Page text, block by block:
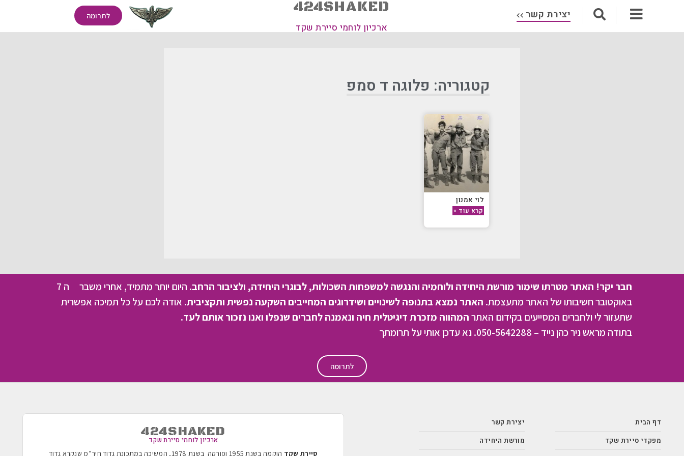
יצירת קשר 424SHAKED
ארכיון לוחמי סיירת שקד
לתרומה
קטגוריה: פלוגה ד סמפ
לוי אמנון
קרא עוד »
חבר יקר! האתר מטרתו שימור מורשת היחידה ולוחמיה והנגשה למשפחות השכולות, לבוגרי היחידה, ולציבור הרחב.
היום יותר מתמיד, אחרי משבר ה 7
באוקטובר חשיבותו של האתר מתעצמת. האתר נמצא בתנופה לשינויים ושידרוגים המחייבים השקעה נפשית ותקציבית. אודה לכם על כל תמיכה אפשרית
שתעזור לי ולחברים המסייעים בקידום האתרהמהווה מזכרת דיגיטלית חיה ונאמנה לחברים שנפלו ואנו נזכור אותם לעד.
בתודה מראש ניר כהן נייד – 050-5642288. נא עדכן אותי על תרומתך
לתרומה
דף הבית
מפקדי סיירת שקד
יצירת קשר
מורשת היחידה
424SHAKED
ארכיון לוחמי סיירת שקד
סיירת שקד הוקמה בשנת 1955 ופורקה בשנת 1978, המשיכה במתכונת גדוד חיר”מ שנקרא גדוד